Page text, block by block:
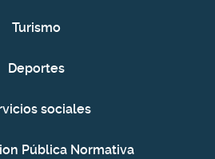
Turismo
Deportes
sociales
Pública Normativa